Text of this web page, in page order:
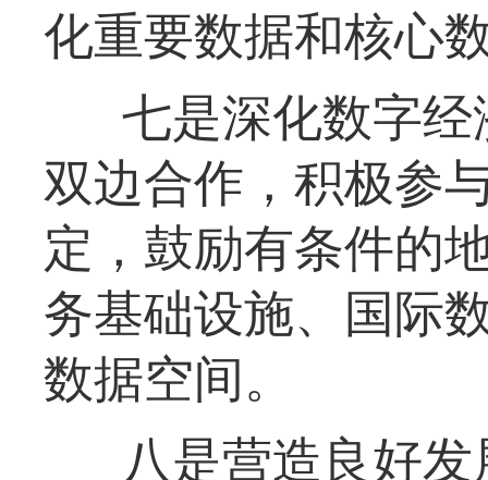
化重要数据和核心
七是深化数字
双边合作，积极参
定，鼓励有条件的
务基础设施、国际
数据空间。
八是营造良好